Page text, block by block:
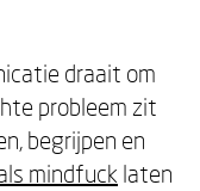
draait om
probleem zit
begrijpen en
mindfuck laten